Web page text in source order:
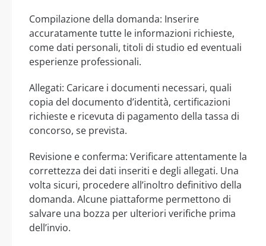
Compilazione della domanda: Inserire
accuratamente tutte le informazioni richieste,
come dati personali, titoli di studio ed eventuali
esperienze professionali.
Allegati: Caricare i documenti necessari, quali
copia del documento d’identità, certificazioni
richieste e ricevuta di pagamento della tassa di
concorso, se prevista.
Revisione e conferma: Verificare attentamente la
correttezza dei dati inseriti e degli allegati. Una
volta sicuri, procedere all’inoltro definitivo della
domanda. Alcune piattaforme permettono di
salvare una bozza per ulteriori verifiche prima
dell’invio.